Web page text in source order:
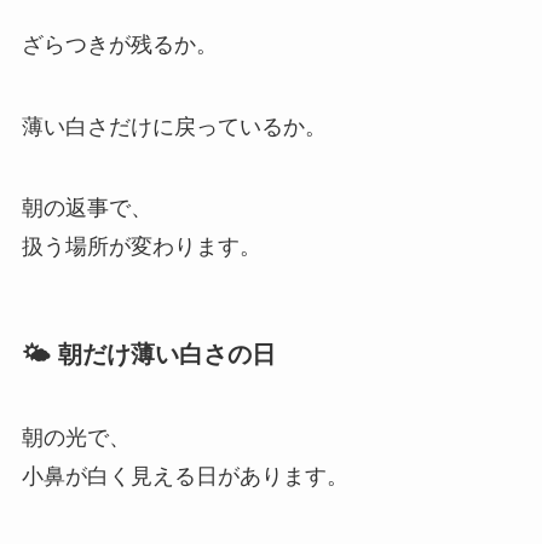
ざらつきが残るか。
薄い白さだけに戻っているか。
朝の返事で、
扱う場所が変わります。
🌤️ 朝だけ薄い白さの日
朝の光で、
小鼻が白く見える日があります。